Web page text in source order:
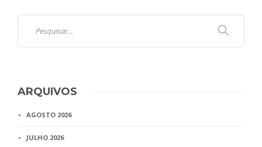
ARQUIVOS
AGOSTO 2026
JULHO 2026